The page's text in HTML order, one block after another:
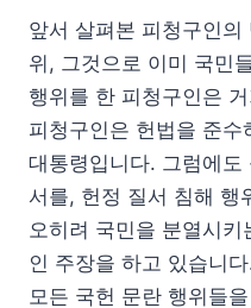
앞서 살펴본 피청구인
위, 그것으로 이미 국민
행위를 한 피청구인은
피청구인은 헌법을 준
대통령입니다. 그럼에도
서를, 헌정 질서 침해 행
오히려 국민을 분열시
인 주장을 하고 있습니
모든 국헌 문란 행위들